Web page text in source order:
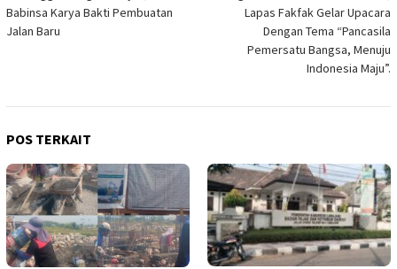
Babinsa Karya Bakti Pembuatan
Jalan Baru
Lapas Fakfak Gelar Upacara
Dengan Tema “Pancasila
Pemersatu Bangsa, Menuju
Indonesia Maju”.
POS TERKAIT